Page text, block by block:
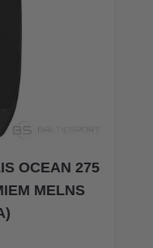
OCEAN 275
MELNS